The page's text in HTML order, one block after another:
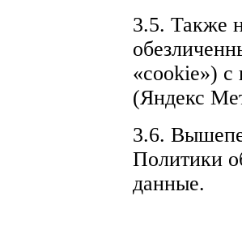
3.5. Также
«cookie») с
(Яндекс
3.6.
Политики
данные.